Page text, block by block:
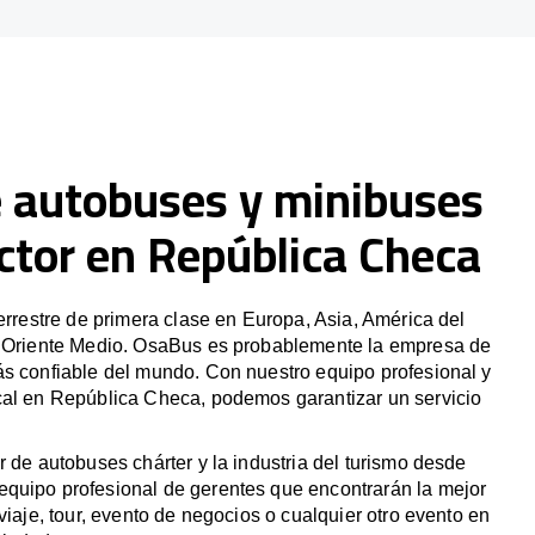
y minibuses
en República Checa
de primera clase en Europa, Asia, América del
Medio. OsaBus es probablemente la empresa de
confiable del mundo. Con nuestro equipo profesional y
en República Checa, podemos garantizar un servicio
de autobuses chárter y la industria del turismo desde
profesional de gerentes que encontrarán la mejor
tour, evento de negocios o cualquier otro evento en